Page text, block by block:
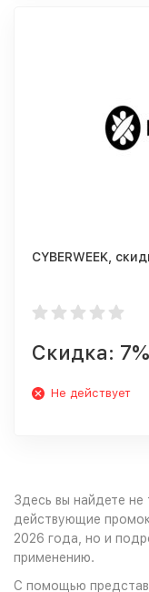
CYBERWEEK,
Скидка: 7%
Не действует
Здесь вы найдете не
действующие
2026 года, но и
применению.
С помощью